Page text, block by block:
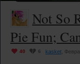
Not So
Pie Fun;
40 6 kasket ,